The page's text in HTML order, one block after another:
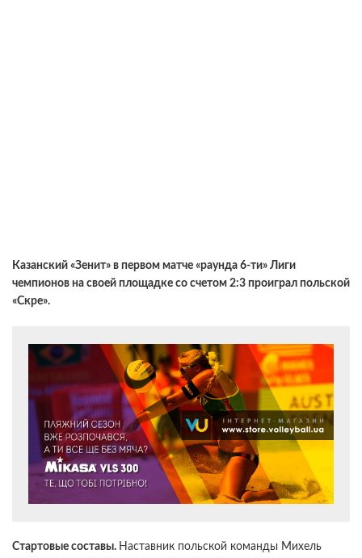
Казанский «Зенит» в первом матче «раунда 6-ти» Лиги
чемпионов на своей площадке со счетом 2:3 проиграл польской
«Скре».
Стартовые составы. Наставник польской команды Михель